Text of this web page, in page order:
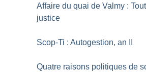
Affaire du quai de Valmy :
justice
Scop-Ti : Autogestion, an II
Quatre raisons politiques de